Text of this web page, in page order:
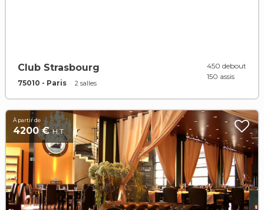
Club Strasbourg
75010 - Paris 2 salles
450 debout
150 assis
À partir de
4200 €H.T